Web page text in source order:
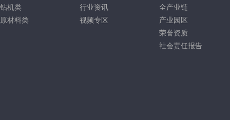
钻机类
原材料类
行业资讯
视频专区
全产业链
产业园区
荣誉资质
社会责任报告